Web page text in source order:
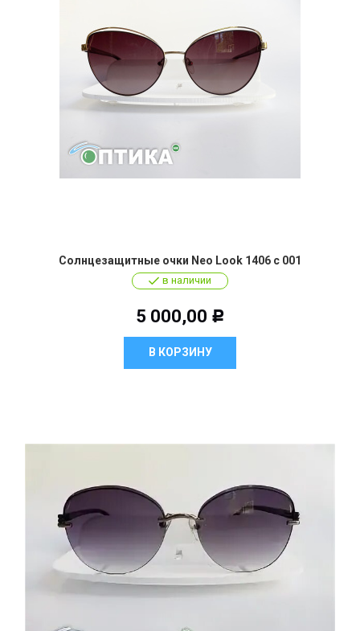
Солнцезащитные очки Neo Look 1406 c 001
в наличии
5 000,00 Р
В КОРЗИНУ